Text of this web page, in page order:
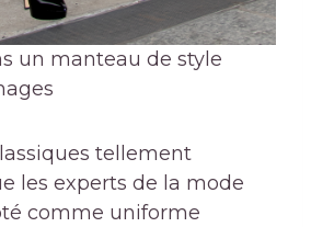
un manteau de style
tellement
les experts de la mode
comme uniforme